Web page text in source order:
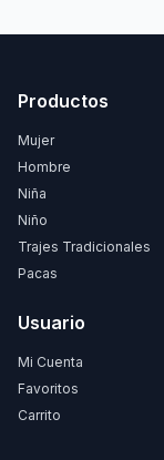
Productos
Mujer
Hombre
Niña
Niño
Trajes Tradicionales
Pacas
Usuario
Mi Cuenta
Favoritos
Carrito